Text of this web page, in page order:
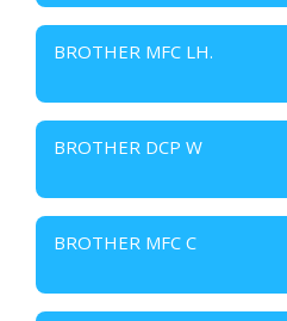
BROTHER MFC LH.
BROTHER DCP W
BROTHER MFC C